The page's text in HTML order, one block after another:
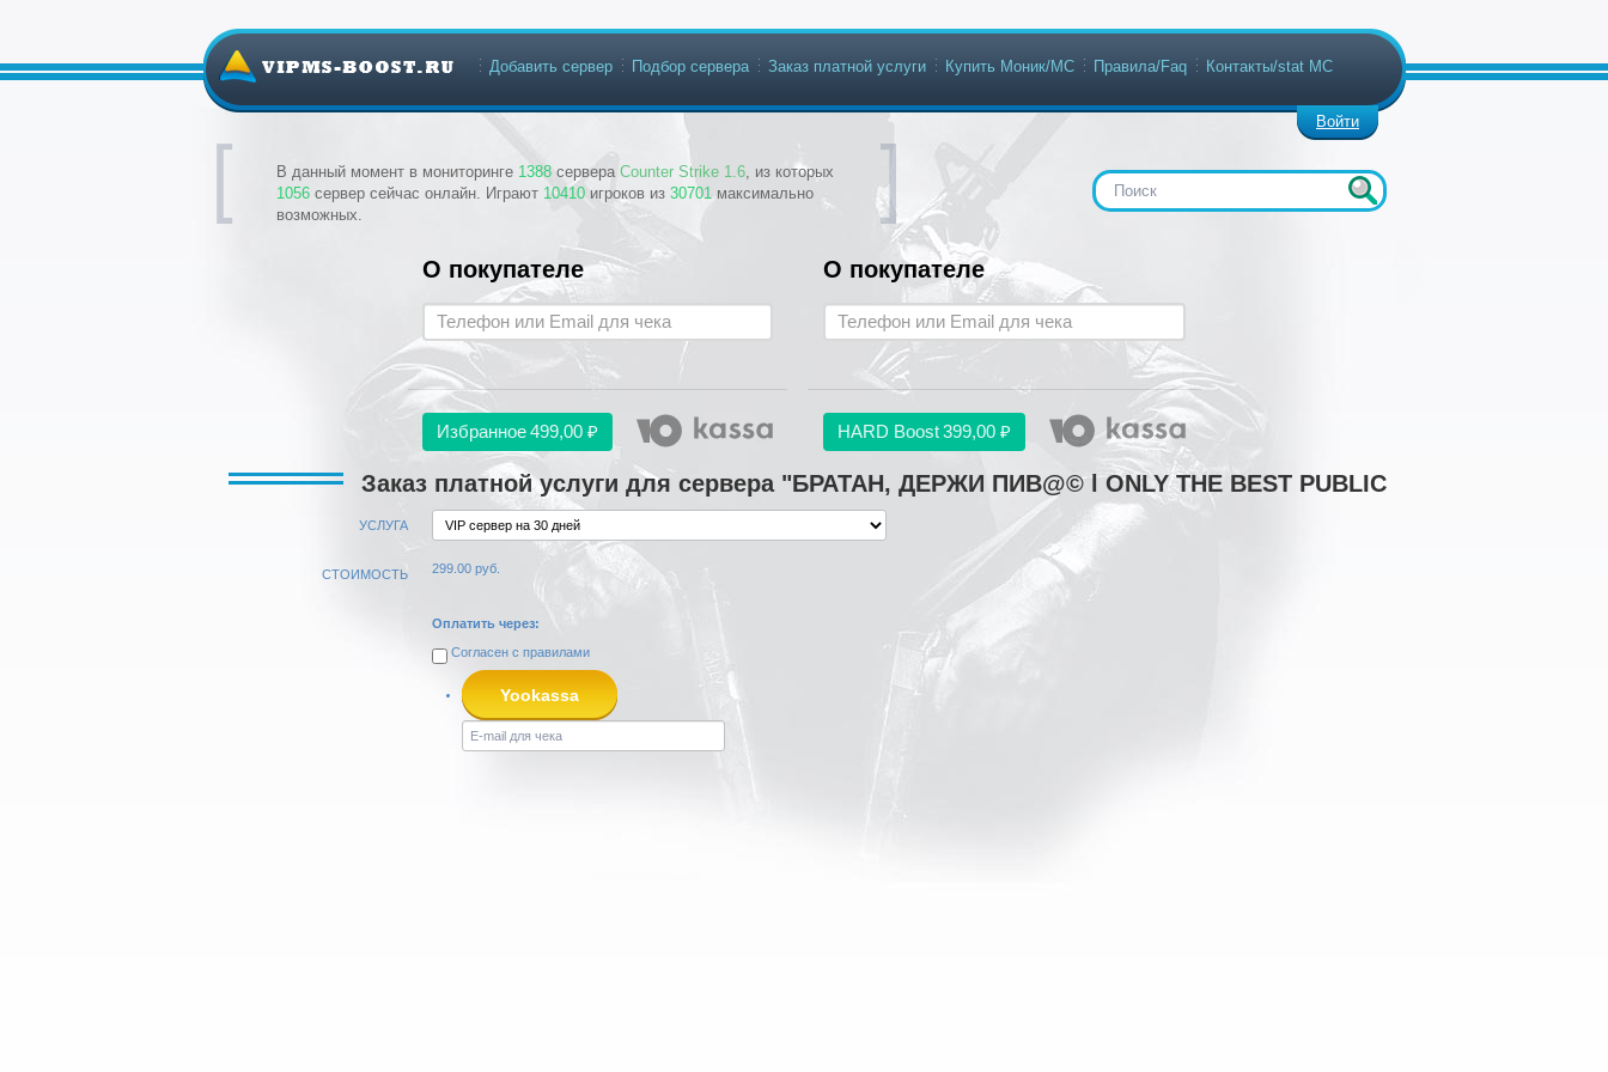
В данный момент в мониторинге 1388 сервера Counter Strike 1.6, из которых
1056 сервер сейчас онлайн. Играют 10410 игроков из 30701 максимально
возможных.
Войти
Добавить сервер Подбор сервера Заказ платной услуги Купить Моник/МС Правила/Faq Контакты/stat МС
О покупателе
Избранное499,00 ₽
О покупателе
HARD Boost399,00 ₽
Заказ платной услуги для сервера "БРАТАН, ДЕРЖИ ПИВ@© l ONLY THE BEST PUBLIC "
УСЛУГА
СТОИМОСТЬ 299.00 руб.
Оплатить через:
Согласен с правилами
Yookassa